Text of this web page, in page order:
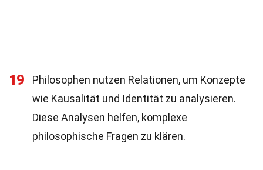
19
Philosophen nutzen Relationen, um Konzepte
wie Kausalität und Identität zu analysieren.
Diese Analysen helfen, komplexe
philosophische Fragen zu klären.